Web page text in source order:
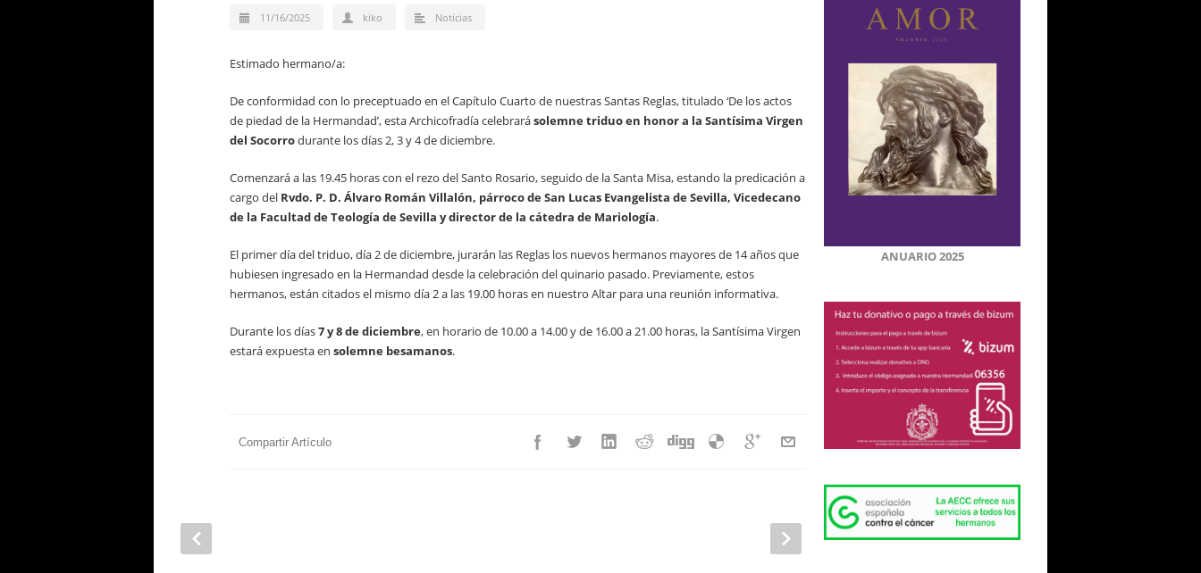
11/16/2025 kiko Noticias
Estimado hermano/a:
De conformidad con lo preceptuado en el Capítulo Cuarto de nuestras Santas Reglas, titulado ‘De los actos
de piedad de la Hermandad’, esta Archicofradía celebrarásolemne triduo en honor a la Santísima Virgen
del Socorrodurante los días 2, 3 y 4 de diciembre.
Comenzará a las 19.45 horas con el rezo del Santo Rosario, seguido de la Santa Misa, estando la predicación a
cargo del Rvdo. P. D. Álvaro Román Villalón, párroco de San Lucas Evangelista de Sevilla, Vicedecano
de la Facultad de Teología de Sevilla y director de la cátedra de Mariología.
El primer día del triduo, día 2 de diciembre, jurarán las Reglas los nuevos hermanos mayores de 14 años que
hubiesen ingresado en la Hermandad desde la celebración del quinario pasado. Previamente, estos
hermanos, están citados el mismo día 2 a las 19.00 horas en nuestro Altar para una reunión informativa.
Durante los días7 y 8 de diciembre, en horario de 10.00 a 14.00 y de 16.00 a 21.00 horas, la Santísima Virgen
estará expuesta en solemne besamanos.
Compartir Artículo
ANUARIO 2025